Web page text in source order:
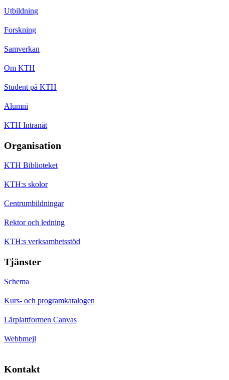
Utbildning
Forskning
Samverkan
Om KTH
Student på KTH
Alumni
KTH Intranät
Organisation
KTH Biblioteket
KTH:s skolor
Centrumbildningar
Rektor och ledning
KTH:s verksamhetsstöd
Tjänster
Schema
Kurs- och programkatalogen
Lärplattformen Canvas
Webbmejl
Kontakt